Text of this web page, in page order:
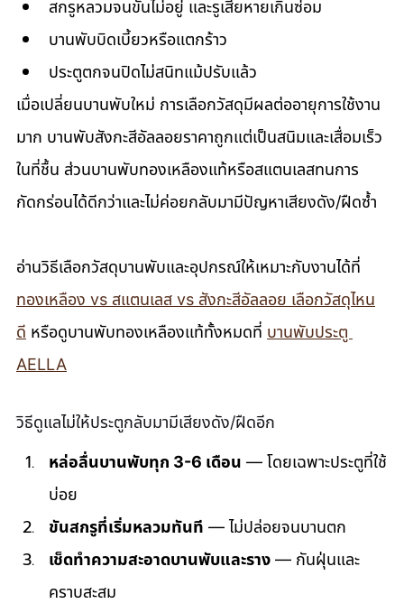
สกรูหลวมจนขันไม่อยู่ และรูเสียหายเกินซ่อม
บานพับบิดเบี้ยวหรือแตกร้าว
ประตูตกจนปิดไม่สนิทแม้ปรับแล้ว
เมื่อเปลี่ยนบานพับใหม่ การเลือกวัสดุมีผลต่ออายุการใช้งาน
มาก บานพับสังกะสีอัลลอยราคาถูกแต่เป็นสนิมและเสื่อมเร็ว
ในที่ชื้น ส่วนบานพับทองเหลืองแท้หรือสแตนเลสทนการ
กัดกร่อนได้ดีกว่าและไม่ค่อยกลับมามีปัญหาเสียงดัง/ฝืดซ้ำ
อ่านวิธีเลือกวัสดุบานพับและอุปกรณ์ให้เหมาะกับงานได้ที่
ทองเหลือง vs สแตนเลส vs สังกะสีอัลลอย เลือกวัสดุไหน
ดี หรือดูบานพับทองเหลืองแท้ทั้งหมดที่ บานพับประตู
AELLA
วิธีดูแลไม่ให้ประตูกลับมามีเสียงดัง/ฝืดอีก
หล่อลื่นบานพับทุก 3-6 เดือน — โดยเฉพาะประตูที่ใช้
บ่อย
ขันสกรูที่เริ่มหลวมทันที — ไม่ปล่อยจนบานตก
เช็ดทำความสะอาดบานพับและราง — กันฝุ่นและ
คราบสะสม